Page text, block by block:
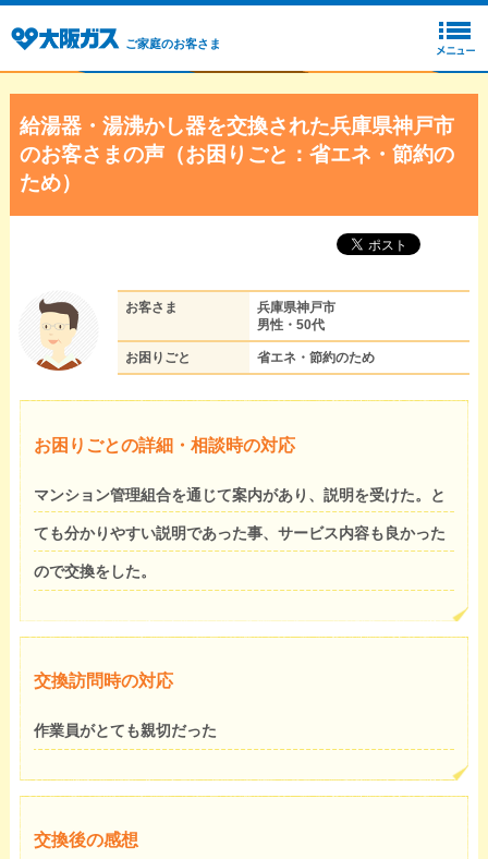
ご家庭のお客さま
給湯器・湯沸かし器を交換された兵庫県神戸市
のお客さまの声（お困りごと：省エネ・節約の
ため）
お客さま
兵庫県神戸市
男性・50代
お困りごと 省エネ・節約のため
お困りごとの詳細・相談時の対応
マンション管理組合を通じて案内があり、説明を受けた。と
ても分かりやすい説明であった事、サービス内容も良かった
ので交換をした。
交換訪問時の対応
作業員がとても親切だった
交換後の感想